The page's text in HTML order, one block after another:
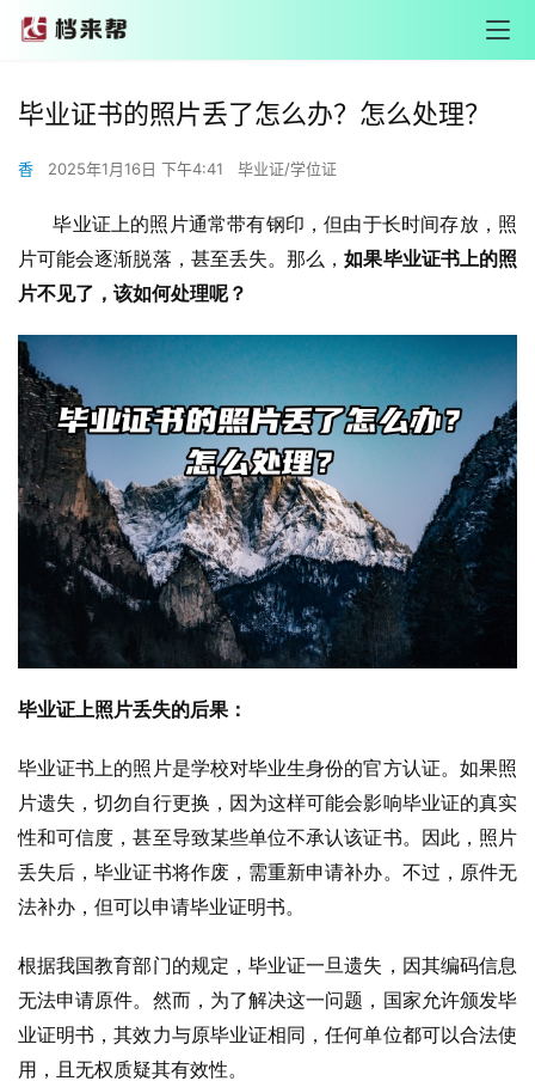
毕业证书的照片丢了怎么办？怎么处理？
香 2025年1月16日 下午4:41 毕业证/学位证
毕业证上的照片通常带有钢印，但由于长时间存放，照
片可能会逐渐脱落，甚至丢失。那么，如果毕业证书上的照
片不见了，该如何处理呢？
毕业证上照片丢失的后果：
毕业证书上的照片是学校对毕业生身份的官方认证。如果照
片遗失，切勿自行更换，因为这样可能会影响毕业证的真实
性和可信度，甚至导致某些单位不承认该证书。因此，照片
丢失后，毕业证书将作废，需重新申请补办。不过，原件无
法补办，但可以申请毕业证明书。
根据我国教育部门的规定，毕业证一旦遗失，因其编码信息
无法申请原件。然而，为了解决这一问题，国家允许颁发毕
业证明书，其效力与原毕业证相同，任何单位都可以合法使
用，且无权质疑其有效性。